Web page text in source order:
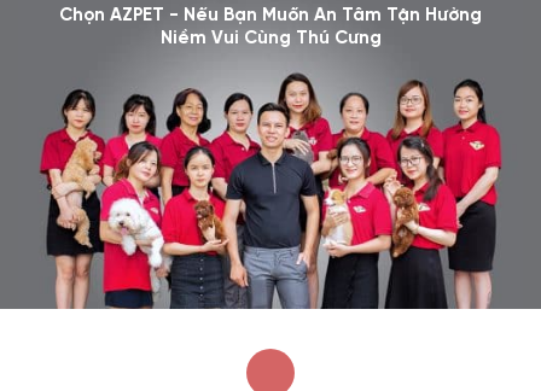
Chọn AZPET - Nếu Bạn Muốn An Tâm Tận Hưởng
Niềm Vui Cùng Thú Cưng